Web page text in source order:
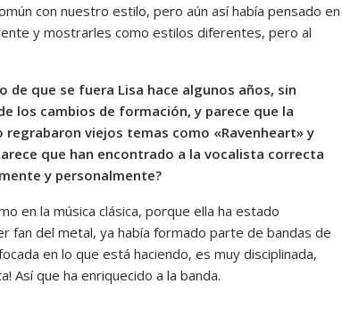
con nuestro estilo, pero aún así había pensado en
y mostrarles como estilos diferentes, pero al
de que se fuera Lisa hace algunos años, sin
los cambios de formación, y parece que la
viejos temas como «Ravenheart» y
que han encontrado a la vocalista correcta
y personalmente?
en la música clásica, porque ella ha estado
fan del metal, ya había formado parte de bandas de
en lo que está haciendo, es muy disciplinada,
Así que ha enriquecido a la banda.